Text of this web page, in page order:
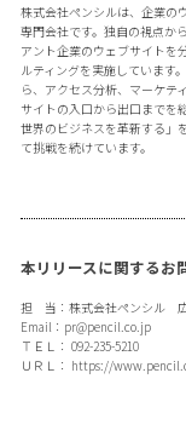
株式会社ペンシルは、企業の
専門会社です。独自の視点か
アント企業のウェブサイトを
ルティングを実施しています
ら、アクセス分析、マーケテ
サイトの入口から出口までを
世界のビジネスを革新する」
て挑戦を続けています。
本リリースに関するお
担 当：株式会社ペンシル
Email： pr@pencil.co.jp
ＴＥＬ： 092-235-5210
ＵＲＬ： https://